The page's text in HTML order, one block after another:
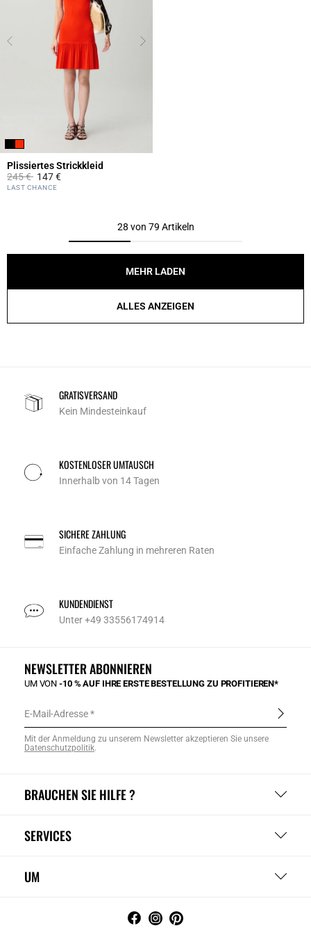
Plissiertes Strickkleid
Price reduced from
245 €to147 €
5 out of 5 Customer Rating
LAST CHANCE
28 von 79 Artikeln
MEHR LADEN
ALLES ANZEIGEN
GRATISVERSAND
Kein Mindesteinkauf
KOSTENLOSER UMTAUSCH
Innerhalb von 14 Tagen
SICHERE ZAHLUNG
Einfache Zahlung in mehreren Raten
KUNDENDIENST
Unter +49 33556174914
BRAUCHEN SIE HILFE ?
SERVICES
UM
NEWSLETTER ABONNIEREN
UM VON-10 % AUF IHRE ERSTE BESTELLUNG ZU PROFITIEREN*
E-Mail-Adresse
Mit der Anmeldung zu unserem Newsletter akzeptieren Sie unsere
Datenschutzpolitik.